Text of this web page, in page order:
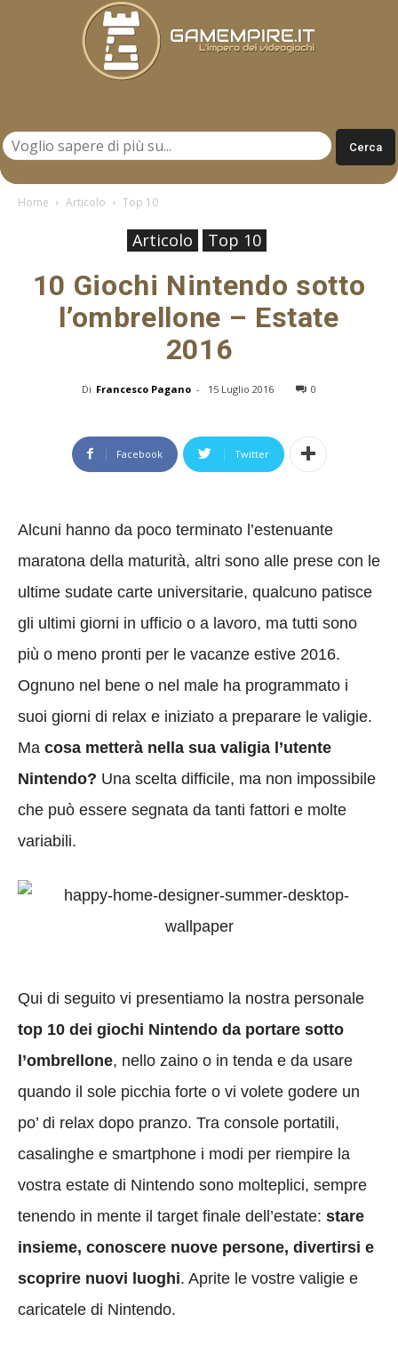
Home Articolo Top 10
Articolo Top 10
10 Giochi Nintendo sotto
l’ombrellone – Estate
2016
Di Francesco Pagano - 15 Luglio 2016 0
Facebook Twitter
Alcuni hanno da poco terminato l’estenuante
maratona della maturità, altri sono alle prese con le
ultime sudate carte universitarie, qualcuno patisce
gli ultimi giorni in ufficio o a lavoro, ma tutti sono
più o meno pronti per le vacanze estive 2016.
Ognuno nel bene o nel male ha programmato i
suoi giorni di relax e iniziato a preparare le valigie.
Ma cosa metterà nella sua valigia l’utente
Nintendo? Una scelta difficile, ma non impossibile
che può essere segnata da tanti fattori e molte
variabili.
Qui di seguito vi presentiamo la nostra personale
top 10 dei giochi Nintendo da portare sotto
l’ombrellone, nello zaino o in tenda e da usare
quando il sole picchia forte o vi volete godere un
po’ di relax dopo pranzo. Tra console portatili,
casalinghe e smartphone i modi per riempire la
vostra estate di Nintendo sono molteplici, sempre
tenendo in mente il target finale dell’estate: stare
insieme, conoscere nuove persone, divertirsi e
scoprire nuovi luoghi. Aprite le vostre valigie e
caricatele di Nintendo.